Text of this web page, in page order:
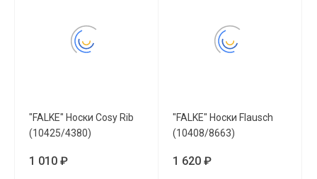
"FALKE" Носки Cosy Rib
(10425/4380)
1 010 ₽
"FALKE" Носки Flausch
(10408/8663)
1 620 ₽